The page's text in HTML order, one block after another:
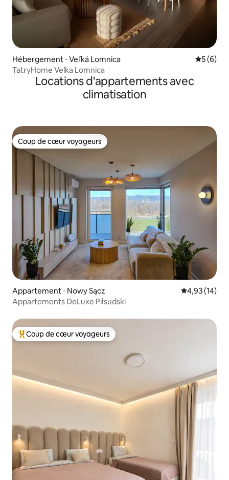
Hébergement ⋅ Veľká Lomnica
5 (6)
TatryHome Velka Lomnica
Locations d'appartements avec
climatisation
Coup de cœur voyageurs
Coup de cœur voyageurs
Appartement ⋅ Nowy Sącz Évaluation
4,93 (14)
Appartements DeLuxe Piłsudski
Coups de cœur voyageurs les plus appréciés
Coup de cœur voyageurs